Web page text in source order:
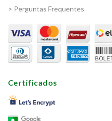
> Perguntas Frequentes
Certificados